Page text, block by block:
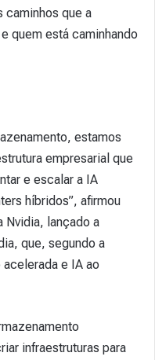
que a
quem está caminhando
estamos
empresarial que
e escalar a IA
híbridos”, afirmou
Nvidia, lançado a
que, segundo a
e IA ao
infraestruturas para